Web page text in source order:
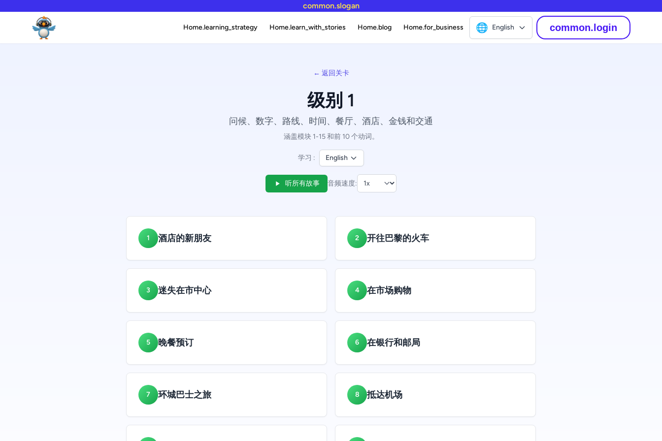
common.slogan
Home.learning_strategy Home.learn_with_stories Home.blog Home.for_business 🌐 English common.login
← 返回关卡
级别 1
问候、数字、路线、时间、餐厅、酒店、金钱和交通
涵盖模块 1-15 和前 10 个动词。
学习 : English
听所有故事 音频速度:
1 酒店的新朋友 2 开往巴黎的火车
3 迷失在市中心 4 在市场购物
5 晚餐预订 6 在银行和邮局
7 环城巴士之旅 8 抵达机场